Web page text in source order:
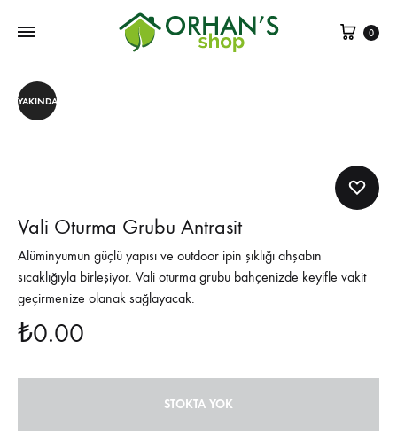
Sepet
0
YAKINDA
Vali Oturma Grubu Antrasit
Alüminyumun güçlü yapısı ve outdoor ipin şıklığı ahşabın
sıcaklığıyla birleşiyor. Vali oturma grubu bahçenizde keyifle vakit
geçirmenize olanak sağlayacak.
₺0.00
STOKTA YOK